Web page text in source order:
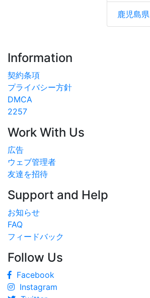
鹿児島県
Information
契約条項
プライバシー方針
DMCA
2257
Work With Us
広告
ウェブ管理者
友達を招待
Support and Help
お知らせ
FAQ
フィードバック
Follow Us
Facebook
Instagram